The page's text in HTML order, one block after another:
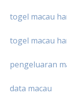
togel macau
togel macau
pengeluaran
data macau